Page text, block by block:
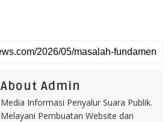
About Admin
Media Informasi Penyalur Suara Publik.
Melayani Pembuatan Website dan